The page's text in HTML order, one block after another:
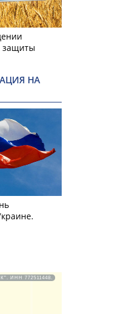
защиты
НА
ИНН 772511448.